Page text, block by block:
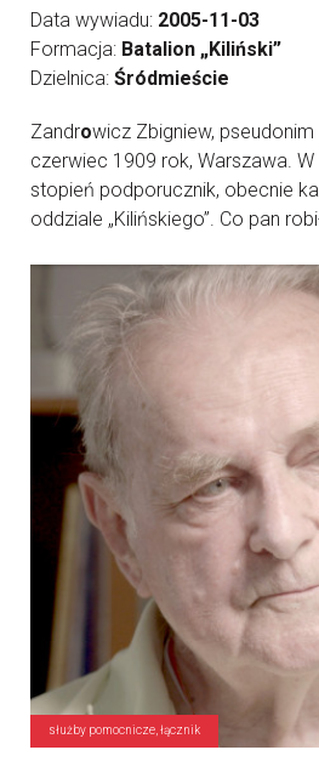
Data wywiadu: 2005-11-03
Formacja: Batalion „Kiliński”
Dzielnica: Śródmieście
Zandrowicz Zbigniew, pseudonim
czerwiec 1909 rok, Warszawa.
stopień podporucznik, obecnie
oddziale „Kilińskiego”. Co pan
służby pomocnicze, łącznik